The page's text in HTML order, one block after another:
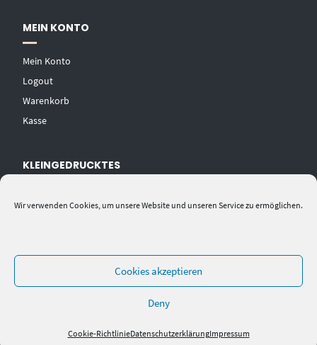
Wir verwenden Cookies, um unsere Website und unseren Service zu ermöglichen.
Cookies akzeptieren
Deny
Cookie-RichtlinieDatenschutzerklärungImpressum
MEIN KONTO
Mein Konto
Logout
Warenkorb
Kasse
KLEINGEDRUCKTES
Impressum